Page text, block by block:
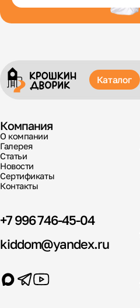
Каталог
+7 996 746-45-04
kiddom@yandex.ru
Компания
О компании
Галерея
Статьи
Новости
Сертификаты
Контакты